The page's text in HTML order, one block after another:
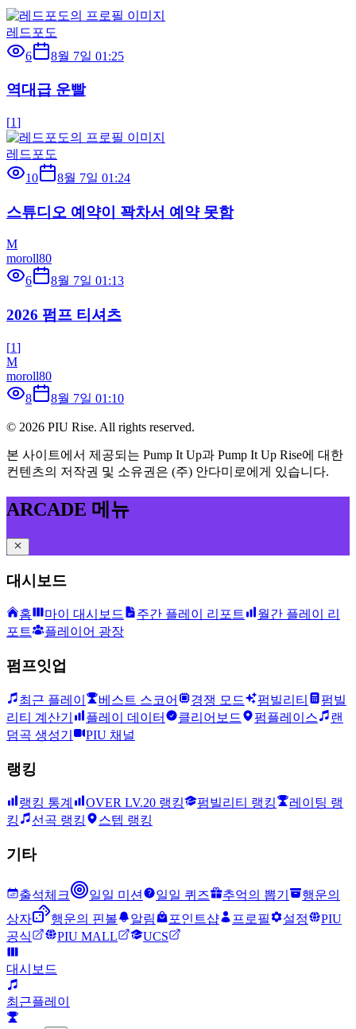
레드포도
6
8월 7일 01:25
역대급 운빨
[1]
레드포도
10
8월 7일 01:24
스튜디오 예약이 꽉차서 예약 못함
M
moroll80
6
8월 7일 01:13
2026 펌프 티셔츠
[1]
M
moroll80
8
8월 7일 01:10
© 2026 PIU Rise. All rights reserved.
본 사이트에서 제공되는 Pump It Up과 Pump It Up Rise에 대한
컨텐츠의 저작권 및 소유권은 (주) 안다미로에게 있습니다.
ARCADE 메뉴
대시보드
홈 마이 대시보드 주간 플레이 리포트
월간 플레이 리
포트
플레이어 광장
펌프잇업
최근 플레이 베스트 스코어 경쟁 모드 펌빌리티
펌빌
리티 계산기
플레이 데이터 클리어보드 펌플레이스
랜
덤곡 생성기
PIU 채널
랭킹
랭킹 통계 OVER LV.20 랭킹 펌빌리티 랭킹
레이팅 랭
킹
선곡 랭킹 스텝 랭킹
기타
출석체크 일일 미션 일일 퀴즈 추억의 뽑기
행운의
상자
행운의 핀볼 알림 포인트샵 프로필 설정
PIU
공식
PIU MALL UCS
대시보드
최근플레이